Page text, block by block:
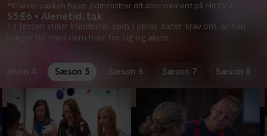
S5:E6 • Alenetid, tak
Til festen stiller kvinderne, som Tobias dater, krav om, at han
bruger tid med dem hver for sig og alene.
*Kræver pakken Basis. Administrer dit abonnement på Mit TV 2.
Sæson 4 Sæson 5 Sæson 6 Sæson 7 Sæson 8